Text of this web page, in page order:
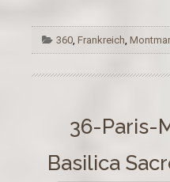
360,Frankreich,
36-Paris-
Basilica